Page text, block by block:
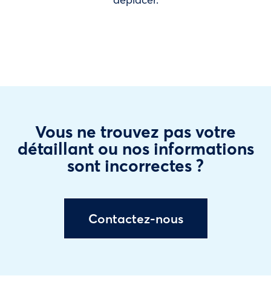
Vous ne trouvez pas votre
détaillant ou nos informations
sont incorrectes ?
Contactez-nous